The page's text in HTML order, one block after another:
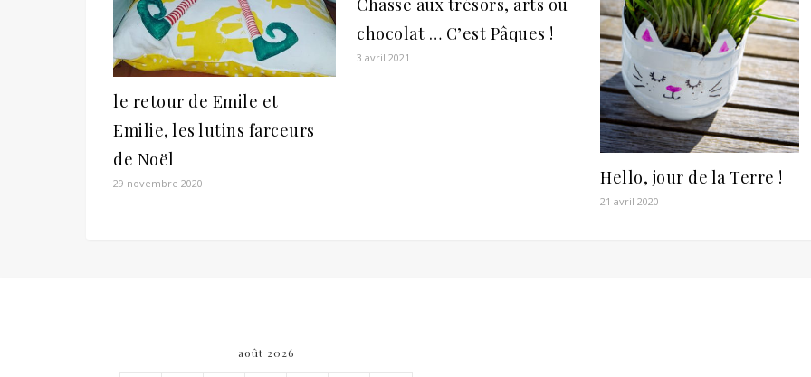
le retour de Emile et
Emilie, les lutins farceurs
de Noël
29 novembre 2020
chocolat … C’est Pâques !
3 avril 2021
Hello, jour de la Terre !
21 avril 2020
août 2026